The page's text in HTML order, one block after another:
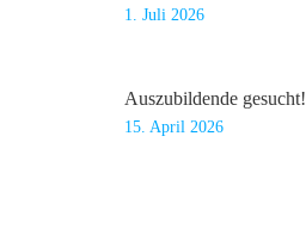
1. Juli 2026
Auszubildende gesucht!
15. April 2026